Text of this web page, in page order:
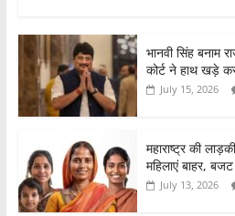
c
e
b
o
o
k
itt
er s
A
p
ar
e
भानवी सिंह बनाम
कोर्ट ने हाथ खड़े
July 15, 2026
महाराष्ट्र की
महिलाएं बाहर, बजट
July 13, 2026